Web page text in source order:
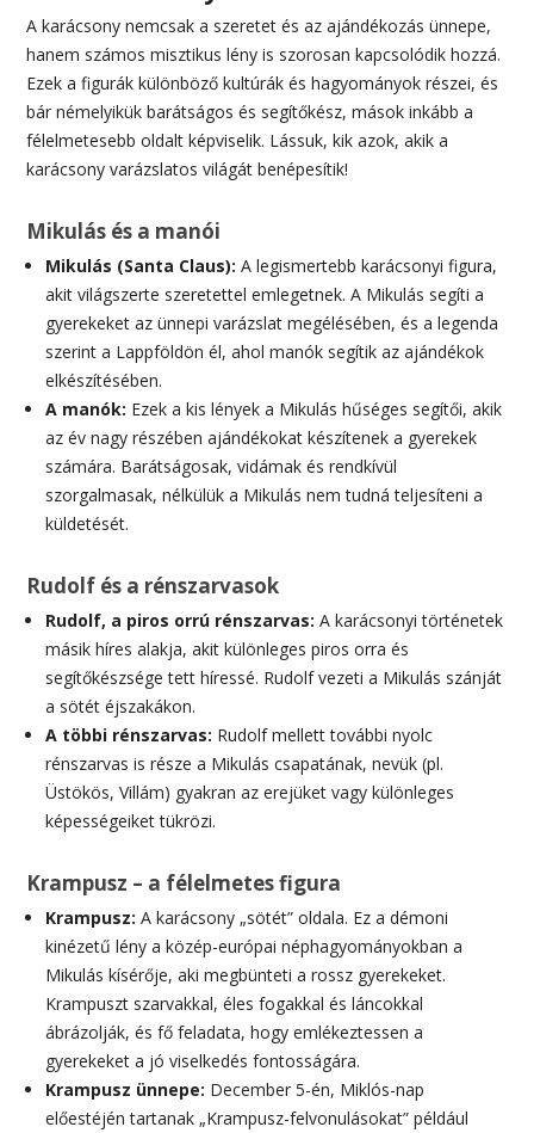
A karácsony nemcsak a szeretet és az ajándékozás ünnepe,
hanem számos misztikus lény is szorosan kapcsolódik hozzá.
Ezek a figurák különböző kultúrák és hagyományok részei, és
bár némelyikük barátságos és segítőkész, mások inkább a
félelmetesebb oldalt képviselik. Lássuk, kik azok, akik a
karácsony varázslatos világát benépesítik!
Mikulás és a manói
Mikulás (Santa Claus): A legismertebb karácsonyi figura,
akit világszerte szeretettel emlegetnek. A Mikulás segíti a
gyerekeket az ünnepi varázslat megélésében, és a legenda
szerint a Lappföldön él, ahol manók segítik az ajándékok
elkészítésében.
A manók: Ezek a kis lények a Mikulás hűséges segítői, akik
az év nagy részében ajándékokat készítenek a gyerekek
számára. Barátságosak, vidámak és rendkívül
szorgalmasak, nélkülük a Mikulás nem tudná teljesíteni a
küldetését.
Rudolf és a rénszarvasok
Rudolf, a piros orrú rénszarvas: A karácsonyi történetek
másik híres alakja, akit különleges piros orra és
segítőkészsége tett híressé. Rudolf vezeti a Mikulás szánját
a sötét éjszakákon.
A többi rénszarvas: Rudolf mellett további nyolc
rénszarvas is része a Mikulás csapatának, nevük (pl.
Üstökös, Villám) gyakran az erejüket vagy különleges
képességeiket tükrözi.
Krampusz – a félelmetes figura
Krampusz: A karácsony „sötét” oldala. Ez a démoni
kinézetű lény a közép-európai néphagyományokban a
Mikulás kísérője, aki megbünteti a rossz gyerekeket.
Krampuszt szarvakkal, éles fogakkal és láncokkal
ábrázolják, és fő feladata, hogy emlékeztessen a
gyerekeket a jó viselkedés fontosságára.
Krampusz ünnepe: December 5-én, Miklós-nap
előestéjén tartanak „Krampusz-felvonulásokat” például